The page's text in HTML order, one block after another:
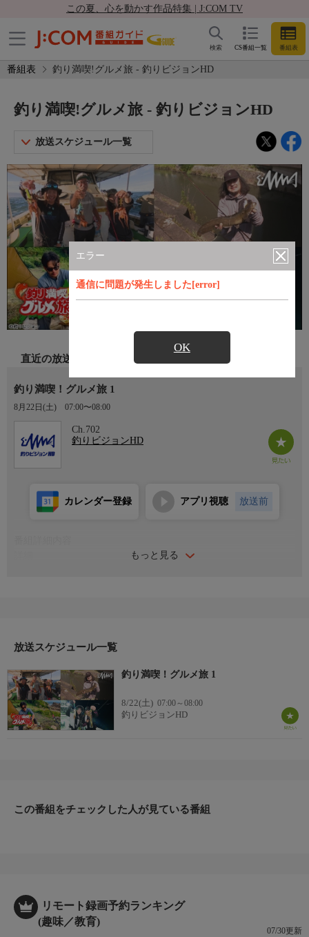
この夏、心を動かす作品特集 | J:COM TV
CS番組一覧 番組表
検索
番組表 釣り満喫!グルメ旅 - 釣りビジョンHD
エラー
通信に問題が発生しました[error]
OK
釣り満喫!グルメ旅 - 釣りビジョンHD
放送スケジュール一覧
直近の放送
釣り満喫！グルメ旅 1
8月22日(土) 07:00〜08:00
Ch.702
釣りビジョンHD
もっと見る
カレンダー登録 アプリ視聴 放送前
のナマズ釣り。青森でアジング＆キャンプなど。＊出演者：セン
放送スケジュール一覧
釣り満喫！グルメ旅 1
8/22(土) 07:00～08:00
釣りビジョンHD
この番組をチェックした人が見ている番組
リモート録画予約ランキング
(趣味／教育)
07/30更新